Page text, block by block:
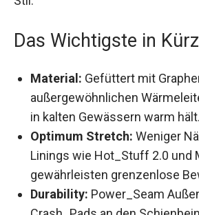
Das Wichtigste in
außergewöhnlichen
auch in kalten Gewässern
dehnbare Linings wie
Max_Flex gewährleisten
Bewegungsfreiheit.
Durability:
Power_Seam